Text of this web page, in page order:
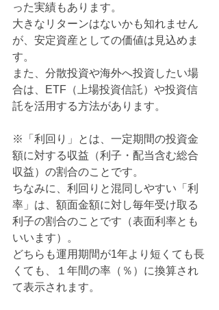
った実績もあります。
大きなリターンはないかも知れません
が、安定資産としての価値は見込めま
す。
また、分散投資や海外へ投資したい場
合は、ETF（上場投資信託）や投資信
託を活用する方法があります。
※「利回り」とは、一定期間の投資金
額に対する収益（利子・配当含む総合
収益）の割合のことです。
ちなみに、利回りと混同しやすい「利
率」は、額面金額に対し毎年受け取る
利子の割合のことです（表面利率とも
いいます）。
どちらも運用期間が1年より短くても長
くても、１年間の率（％）に換算され
て表示されます。